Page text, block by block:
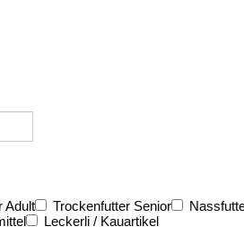
Adult Trockenfutter Senior
Leckerli / Kauartikel